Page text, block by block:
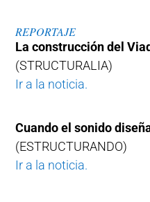
REPORTAJE
La construcción del
(STRUCTURALIA)
Ir a la noticia.
Cuando el sonido
(ESTRUCTURANDO)
Ir a la noticia.